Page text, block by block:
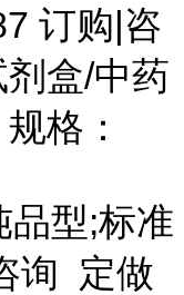
订购|咨
盒/中药
格：
品型;标准
询 定做